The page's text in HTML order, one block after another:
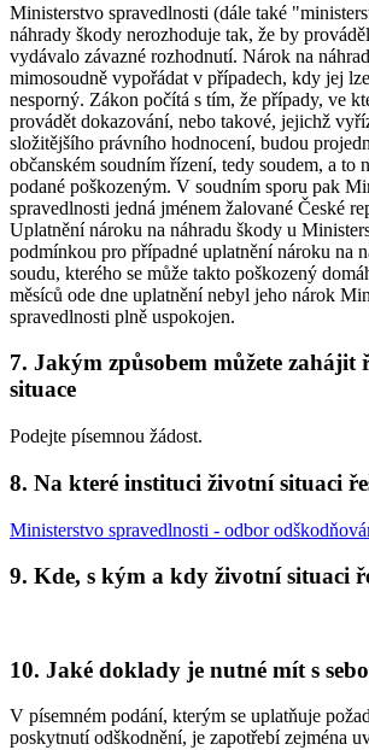
Ministerstvo spravedlnosti (dále také
náhrady škody nerozhoduje tak, že by
vydávalo závazné rozhodnutí. Nárok na
mimosoudně vypořádat v případech, kdy jej
nesporný. Zákon počítá s tím, že případy, ve
provádět dokazování, nebo takové, jejichž
složitějšího právního hodnocení, budou
občanském soudním řízení, tedy soudem, a to
podané poškozeným. V soudním sporu pak
spravedlnosti jedná jménem žalované České
Uplatnění nároku na náhradu škody u
podmínkou pro případné uplatnění nároku na
soudu, kterého se může takto poškozený
měsíců ode dne uplatnění nebyl jeho nárok
spravedlnosti plně uspokojen.
7. Jakým způsobem můžete zahájit
situace
Podejte písemnou žádost.
8. Na které instituci životní situaci
Ministerstvo spravedlnosti - odbor
9. Kde, s kým a kdy životní situaci
10. Jaké doklady je nutné mít s
V písemném podání, kterým se uplatňuje
poskytnutí odškodnění, je zapotřebí zejména